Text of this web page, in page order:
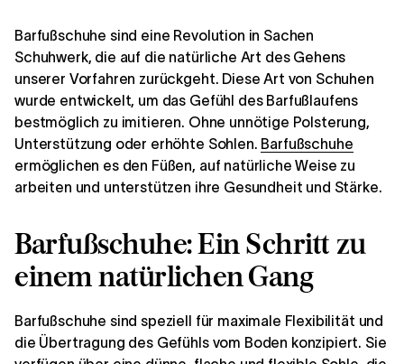
Barfußschuhe sind eine Revolution in Sachen
Schuhwerk, die auf die natürliche Art des Gehens
unserer Vorfahren zurückgeht. Diese Art von Schuhen
wurde entwickelt, um das Gefühl des Barfußlaufens
bestmöglich zu imitieren. Ohne unnötige Polsterung,
Unterstützung oder erhöhte Sohlen. Barfußschuhe
ermöglichen es den Füßen, auf natürliche Weise zu
arbeiten und unterstützen ihre Gesundheit und Stärke.
Barfußschuhe: Ein Schritt zu
einem natürlichen Gang
Barfußschuhe sind speziell für maximale Flexibilität und
die Übertragung des Gefühls vom Boden konzipiert. Sie